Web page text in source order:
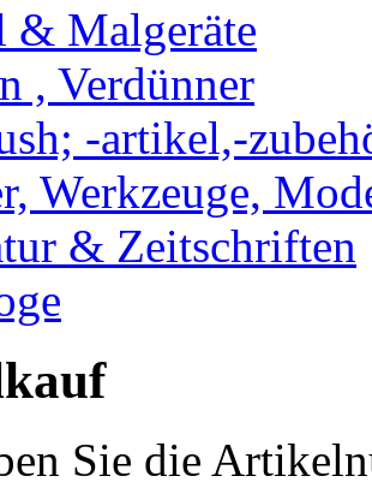
& Malgeräte
, Verdünner
-artikel,-
Werkzeuge,
& Zeitschriften
Sie die